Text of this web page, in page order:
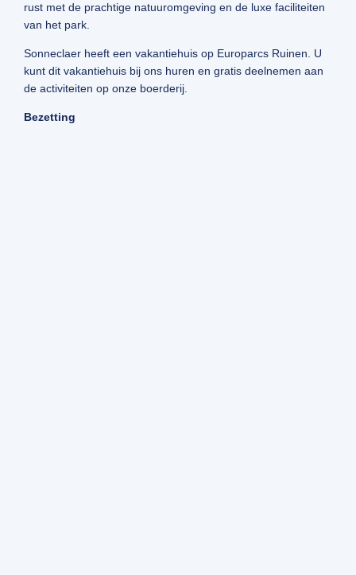
rust met de prachtige natuuromgeving en de luxe faciliteiten
van het park.
Sonneclaer heeft een vakantiehuis op Europarcs Ruinen. U
kunt dit vakantiehuis bij ons huren en gratis deelnemen aan
de activiteiten op onze boerderij.
Bezetting